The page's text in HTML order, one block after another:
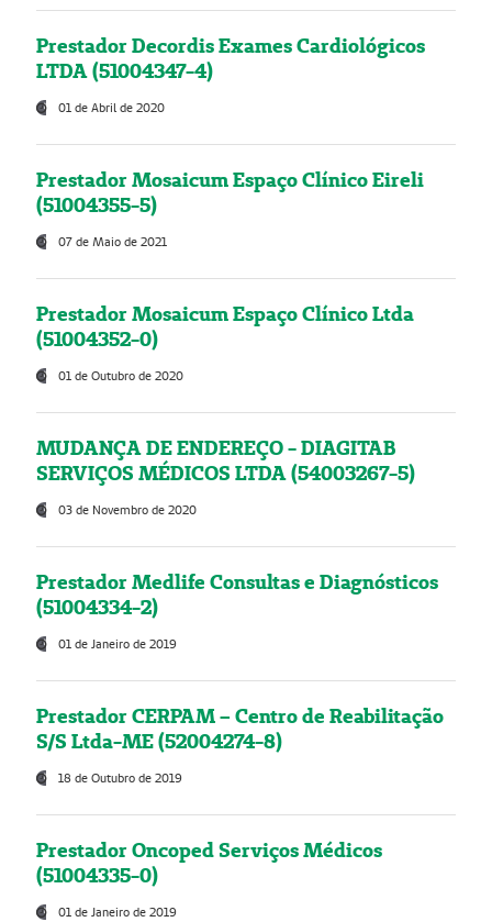
Prestador Decordis Exames Cardiológicos
LTDA (51004347-4)
01 de Abril de 2020
Prestador Mosaicum Espaço Clínico Eireli
(51004355-5)
07 de Maio de 2021
Prestador Mosaicum Espaço Clínico Ltda
(51004352-0)
01 de Outubro de 2020
MUDANÇA DE ENDEREÇO - DIAGITAB
SERVIÇOS MÉDICOS LTDA (54003267-5)
03 de Novembro de 2020
Prestador Medlife Consultas e Diagnósticos
(51004334-2)
01 de Janeiro de 2019
Prestador CERPAM – Centro de Reabilitação
S/S Ltda-ME (52004274-8)
18 de Outubro de 2019
Prestador Oncoped Serviços Médicos
(51004335-0)
01 de Janeiro de 2019